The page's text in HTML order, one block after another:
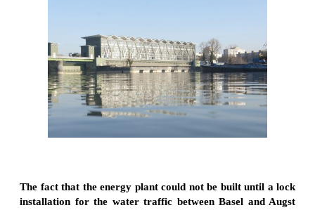
The fact that the energy plant could not be built until a lock
installation for the water traffic between Basel and Augst